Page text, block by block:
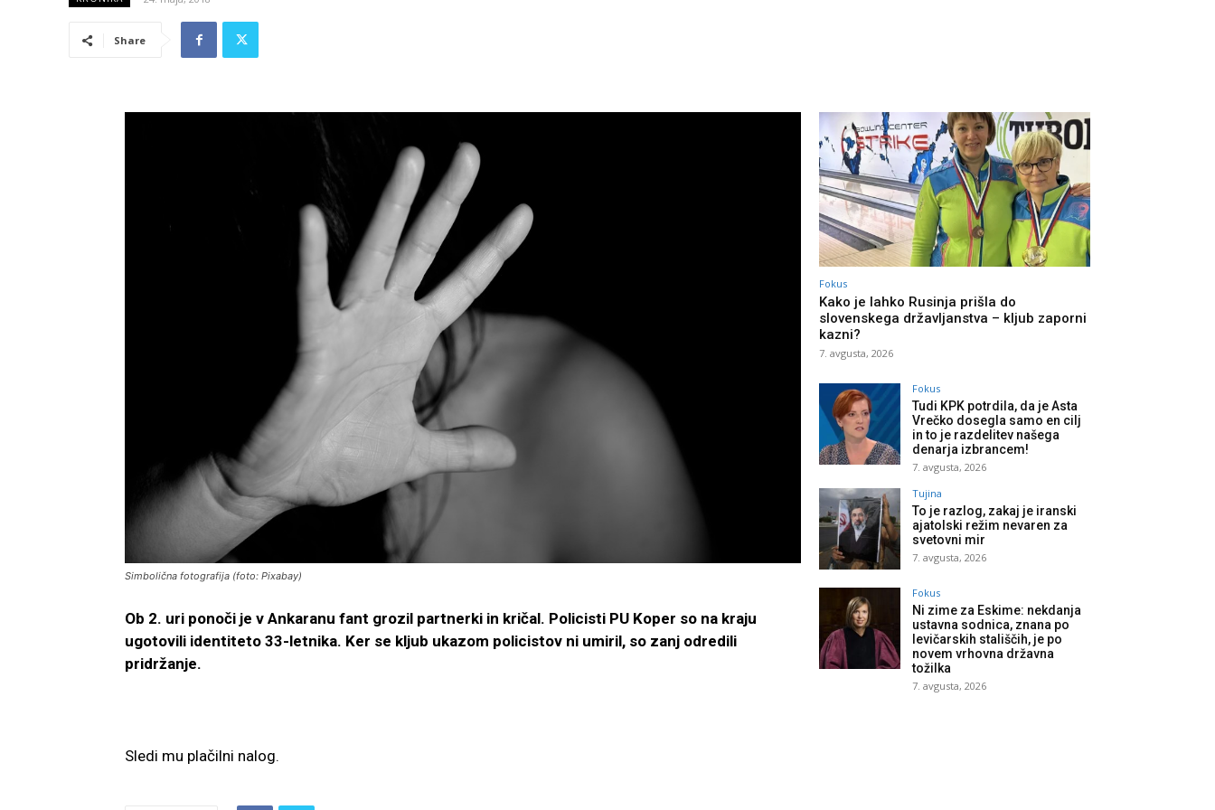
Share
Simbolična fotografija (foto: Pixabay)
Ob 2. uri ponoči je v Ankaranu fant grozil partnerki in kričal. Policisti PU Koper so na kraju
ugotovili identiteto 33-letnika. Ker se kljub ukazom policistov ni umiril, so zanj odredili
pridržanje.
Sledi mu plačilni nalog.
Fokus
Kako je lahko Rusinja prišla do
slovenskega državljanstva – kljub zaporni
kazni?
7. avgusta, 2026
Fokus
Tudi KPK potrdila, da je Asta
Vrečko dosegla samo en cilj
in to je razdelitev našega
denarja izbrancem!
7. avgusta, 2026
Tujina
To je razlog, zakaj je iranski
ajatolski režim nevaren za
svetovni mir
7. avgusta, 2026
Fokus
Ni zime za Eskime: nekdanja
ustavna sodnica, znana po
levičarskih stališčih, je po
novem vrhovna državna
tožilka
7. avgusta, 2026